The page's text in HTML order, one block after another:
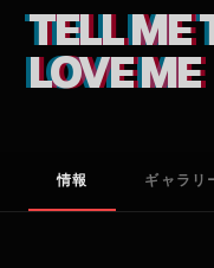
TELL ME
LOVE ME
情報 ギャラリ